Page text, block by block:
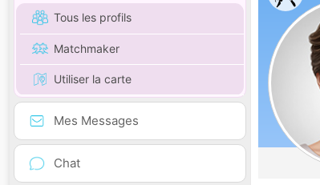
Tous les profils
Matchmaker
Utiliser la carte
Mes Messages
Chat